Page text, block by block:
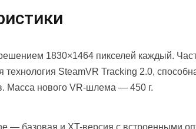
1830×1464 пикселей каждый.
SteamVR Tracking 2.0,
Масса нового VR-шлема — 450 г.